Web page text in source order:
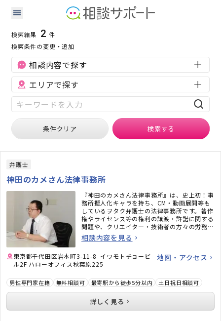
山形県の知的財産に強い専門家の検索結果
知的財産
検索結果 2 件
検索条件の変更・追加
相談内容で探す
エリアで探す
条件クリア 検索する
弁護士
神田のカメさん法律事務所
『神田のカメさん法律事務所』は、史上初！事
務所擬人化キャラを持ち、CM・動画展開等も
しているヲタク弁護士の法律事務所です。著作
権やライセンス等の権利の譲渡・許諾に関する
問題や、クリエイター・技術者の方々の労務問
題にも力を入れています。また、相続問題、遺
言書作成、戦略的離婚サービスなどもご好評い
相談内容を見る
東京都千代田区岩本町3-11-8 イワモトチョービ
ル2F ハローオフィス秋葉原225
地図・アクセス
男性専門家在籍 無料相談可 最寄駅から徒歩5分以内 土日祝日相談可
詳しく見る